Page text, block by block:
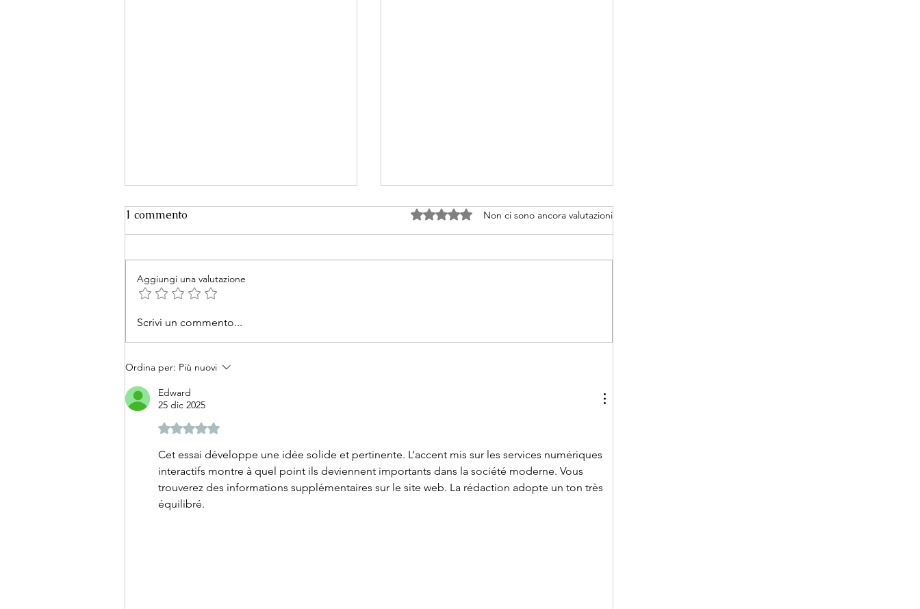
Il giallo di Antonella di Massa, la
di "Chi l'ha visto?"
Palermo - Famiglia sterminata
1 commento Valutazione 0 stelle su 5.Non ci sono ancora valutazioni
Aggiungi una valutazione
Scrivi un commento...
Ordina per: Più nuovi
Edward
25 dic 2025
Valutazione 5 stelle su 5.
Cet essai développe une idée solide et pertinente. L’accent mis sur les services numériques
interactifs montre à quel point ils deviennent importants dans la société moderne. Vous
trouverez des informations supplémentaires sur le site web. La rédaction adopte un ton très
équilibré.